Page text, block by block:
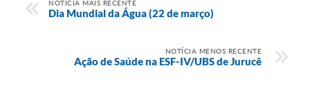
NOTÍCIA MAIS RECENTE
Dia Mundial da Água (22 de março)
NOTÍCIA MENOS RECENTE
Ação de Saúde na ESF-IV/UBS de Jurucê